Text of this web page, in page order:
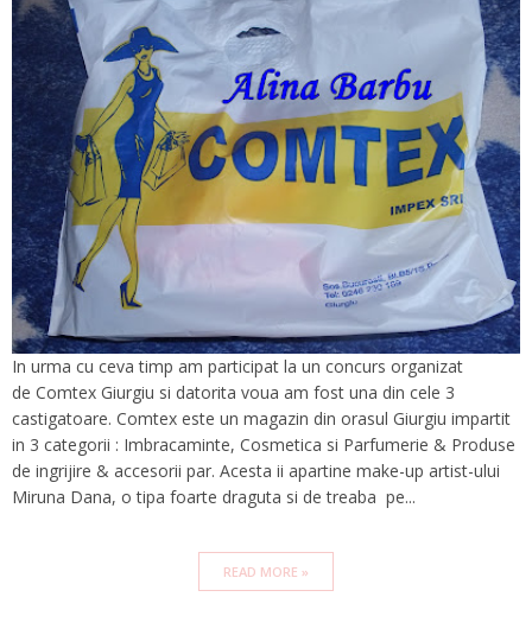
In urma cu ceva timp am participat la un concurs organizat
de Comtex Giurgiu si datorita voua am fost una din cele 3
castigatoare. Comtex este un magazin din orasul Giurgiu impartit
in 3 categorii : Imbracaminte, Cosmetica si Parfumerie & Produse
de ingrijire & accesorii par. Acesta ii apartine make-up artist-ului
Miruna Dana, o tipa foarte draguta si de treaba pe...
READ MORE »